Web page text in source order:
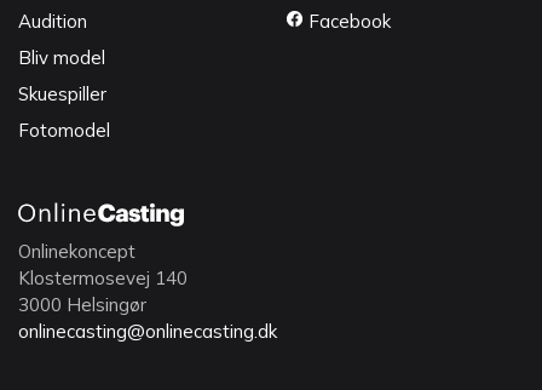
Audition
Bliv model
Skuespiller
Fotomodel
Facebook
Onlinekoncept
Klostermosevej 140
3000 Helsingør
onlinecasting@onlinecasting.dk